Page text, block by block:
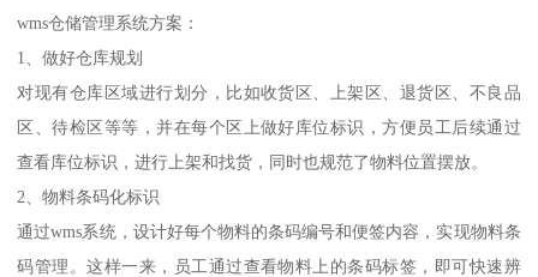
wms仓储管理系统方案：
1、做好仓库规划
对现有仓库区域进行划分，比如收货区、上架区、退货区、不良品
区、待检区等等，并在每个区上做好库位标识，方便员工后续通过
查看库位标识，进行上架和找货，同时也规范了物料位置摆放。
2、物料条码化标识
通过wms系统，设计好每个物料的条码编号和便签内容，实现物料条
码管理。这样一来，员工通过查看物料上的条码标签，即可快速辨